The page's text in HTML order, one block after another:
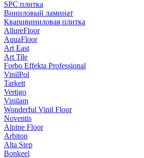
SPC плитка
Виниловый ламинат
Кварцвиниловая плитка
AllureFloor
AquaFloor
Art East
Art Tile
Forbo Effekta Professional
VinilPol
Tarkett
Vertigo
Vinilam
Wonderful Vinil Floor
Noventis
Alpine Floor
Arbiton
Alta Step
Bonkeel